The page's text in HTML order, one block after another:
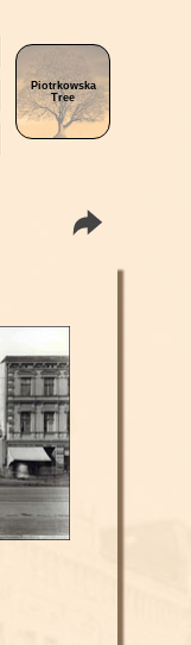
Piotrkowska
Tree